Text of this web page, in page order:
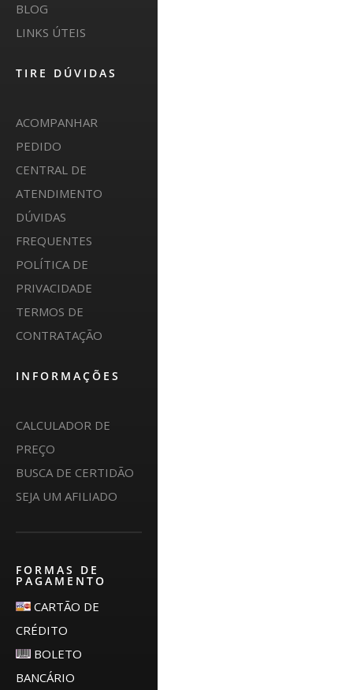
BLOG
LINKS ÚTEIS
TIRE DÚVIDAS
ACOMPANHAR
PEDIDO
CENTRAL DE
ATENDIMENTO
DÚVIDAS
FREQUENTES
POLÍTICA DE
PRIVACIDADE
TERMOS DE
CONTRATAÇÃO
INFORMAÇÕES
CALCULADOR DE
PREÇO
BUSCA DE CERTIDÃO
SEJA UM AFILIADO
FORMAS DE
PAGAMENTO
CARTÃO DE
CRÉDITO
BOLETO
BANCÁRIO